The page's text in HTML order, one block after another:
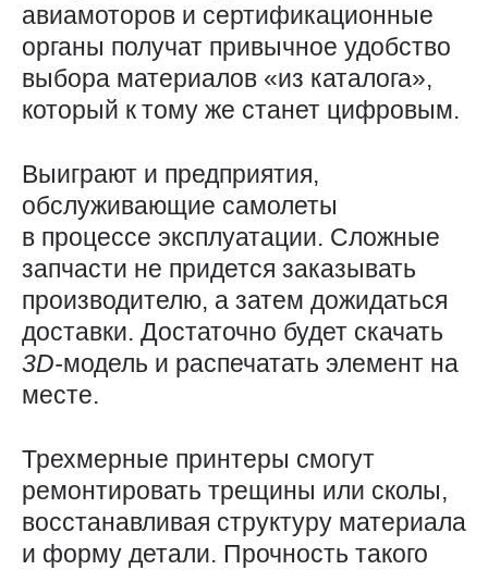
авиамоторов и сертификационные
органы получат привычное удобство
выбора материалов «из каталога»,
который к тому же станет цифровым.
Выиграют и предприятия,
обслуживающие самолеты
в процессе эксплуатации. Сложные
запчасти не придется заказывать
производителю, а затем дожидаться
доставки. Достаточно будет скачать
3D-модель и распечатать элемент на
месте.
Трехмерные принтеры смогут
ремонтировать трещины или сколы,
восстанавливая структуру материала
и форму детали. Прочность такого